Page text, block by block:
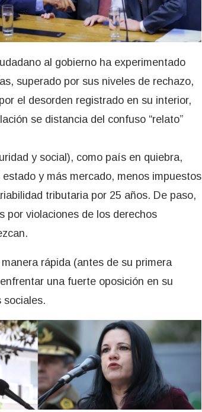
al gobierno ha experimentado
superado por sus niveles de rechazo,
el desorden registrado en su interior,
se distancia del confuso “relato”
y social), como país en quiebra,
y más mercado, menos impuestos
tributaria por 25 años. De paso,
por violaciones de los derechos
rápida (antes de su primera
una fuerte oposición en su
sociales.